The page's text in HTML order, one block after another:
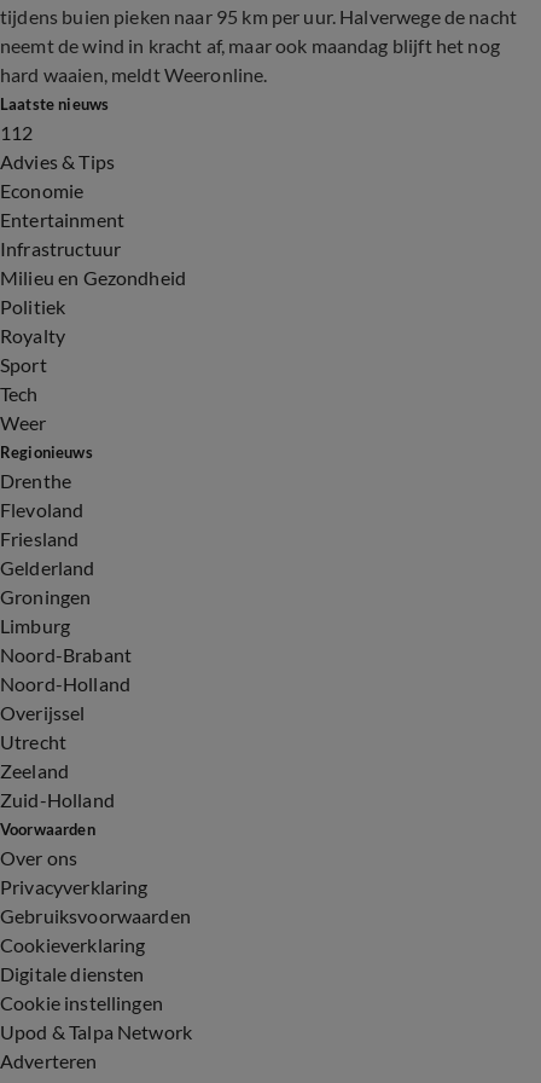
tijdens buien pieken naar 95 km per uur. Halverwege de nacht
neemt de wind in kracht af, maar ook maandag blijft het nog
hard waaien, meldt Weeronline.
Laatste nieuws
112
Advies & Tips
Economie
Entertainment
Infrastructuur
Milieu en Gezondheid
Politiek
Royalty
Sport
Tech
Weer
Regionieuws
Drenthe
Flevoland
Friesland
Gelderland
Groningen
Limburg
Noord-Brabant
Noord-Holland
Overijssel
Utrecht
Zeeland
Zuid-Holland
Voorwaarden
Over ons
Privacyverklaring
Gebruiksvoorwaarden
Cookieverklaring
Digitale diensten
Cookie instellingen
Upod & Talpa Network
Adverteren